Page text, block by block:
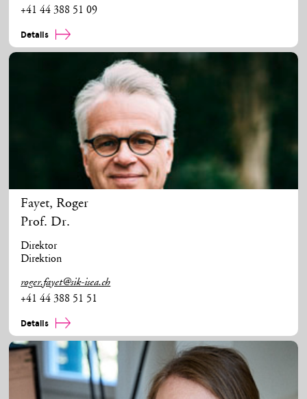
+41 44 388 51 09
Details
Fayet, Roger
Prof. Dr.
Direktor
Direktion
roger.fayet@sik-isea.ch
+41 44 388 51 51
Details